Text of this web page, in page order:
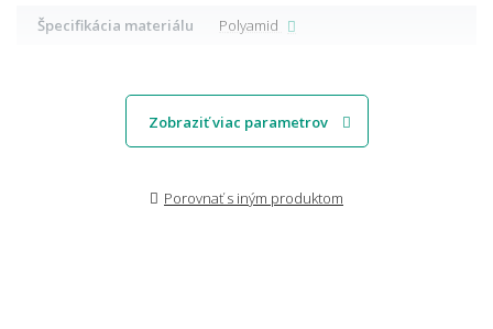
Špecifikácia materiálu
Polyamid
Zobraziť viac parametrov
Porovnať s iným produktom